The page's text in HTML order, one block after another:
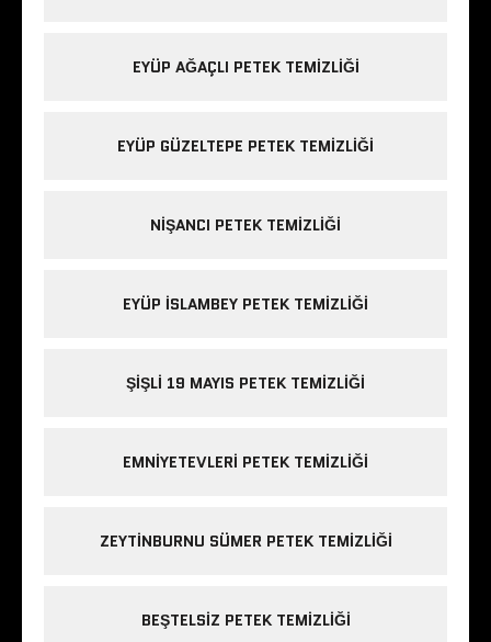
EYÜP AĞAÇLI PETEK TEMIZLIĞI
EYÜP GÜZELTEPE PETEK TEMIZLIĞI
NIŞANCI PETEK TEMIZLIĞI
EYÜP ISLAMBEY PETEK TEMIZLIĞI
ŞIŞLI 19 MAYIS PETEK TEMIZLIĞI
EMNIYETEVLERI PETEK TEMIZLIĞI
ZEYTINBURNU SÜMER PETEK TEMIZLIĞI
BEŞTELSIZ PETEK TEMIZLIĞI